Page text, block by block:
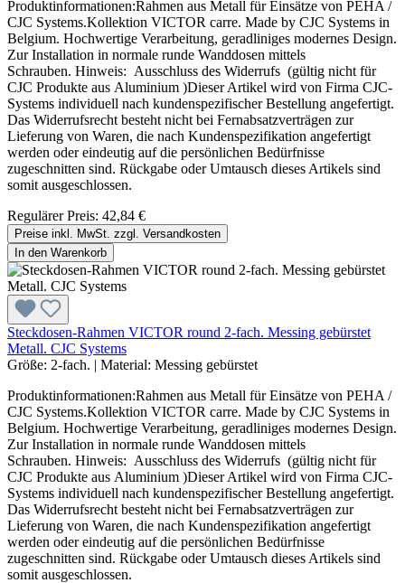
Produktinformationen:Rahmen aus Metall für Einsätze von PEHA /
CJC Systems.Kollektion VICTOR carre. Made by CJC Systems in
Belgium. Hochwertige Verarbeitung, geradliniges modernes Design.
Zur Installation in normale runde Wanddosen mittels
Schrauben. Hinweis: Ausschluss des Widerrufs (gültig nicht für
CJC Produkte aus Aluminium )Dieser Artikel wird von Firma CJC-
Systems individuell nach kundenspezifischer Bestellung angefertigt.
Das Widerrufsrecht besteht nicht bei Fernabsatzverträgen zur
Lieferung von Waren, die nach Kundenspezifikation angefertigt
werden oder eindeutig auf die persönlichen Bedürfnisse
zugeschnitten sind. Rückgabe oder Umtausch dieses Artikels sind
somit ausgeschlossen.
Regulärer Preis: 42,84 €
Preise inkl. MwSt. zzgl. Versandkosten
In den Warenkorb
Steckdosen-Rahmen VICTOR round 2-fach. Messing gebürstet
Metall. CJC Systems
Größe: 2-fach. | Material: Messing gebürstet
Produktinformationen:Rahmen aus Metall für Einsätze von PEHA /
CJC Systems.Kollektion VICTOR carre. Made by CJC Systems in
Belgium. Hochwertige Verarbeitung, geradliniges modernes Design.
Zur Installation in normale runde Wanddosen mittels
Schrauben. Hinweis: Ausschluss des Widerrufs (gültig nicht für
CJC Produkte aus Aluminium )Dieser Artikel wird von Firma CJC-
Systems individuell nach kundenspezifischer Bestellung angefertigt.
Das Widerrufsrecht besteht nicht bei Fernabsatzverträgen zur
Lieferung von Waren, die nach Kundenspezifikation angefertigt
werden oder eindeutig auf die persönlichen Bedürfnisse
zugeschnitten sind. Rückgabe oder Umtausch dieses Artikels sind
somit ausgeschlossen.